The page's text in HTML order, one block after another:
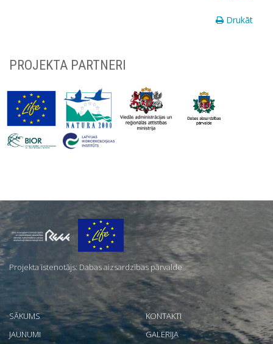
Drukāt
PROJEKTA PARTNERI
Par
mums
Projekta īstenotājs: Dabas aizsardzības pārvalde
SĀKUMS
JAUNUMI
KONTAKTI
GALERIJA